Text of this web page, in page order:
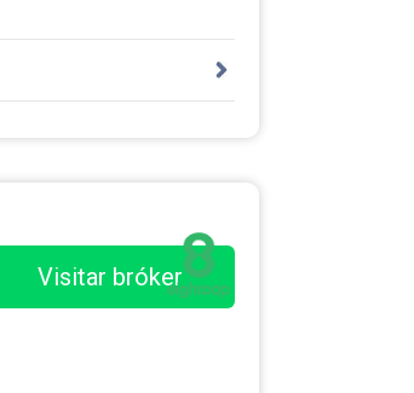
principales.
Visitar bróker